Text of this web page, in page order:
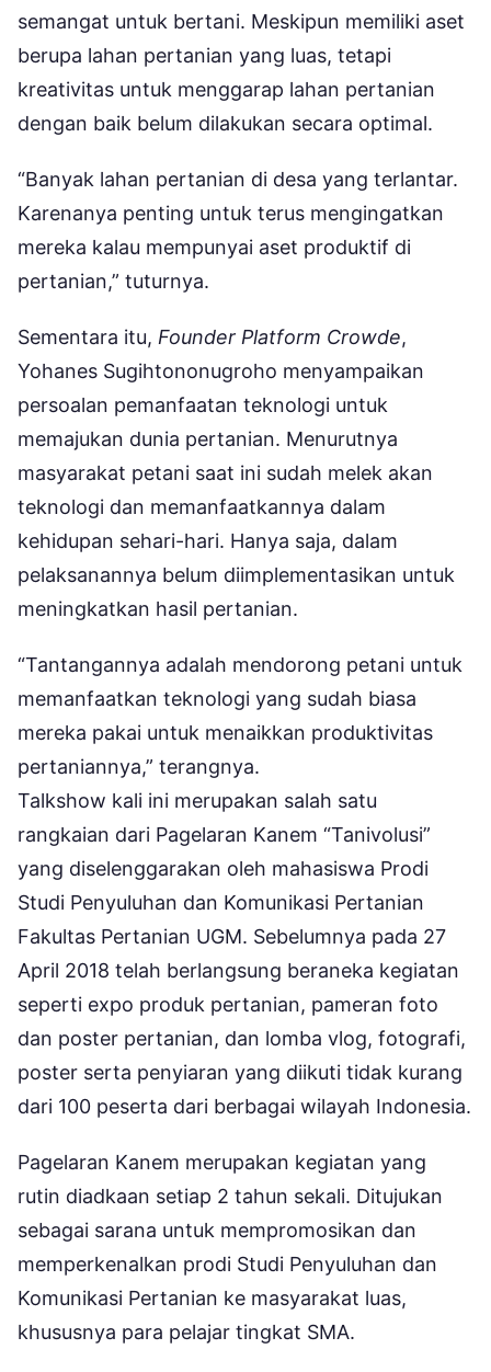
semangat untuk bertani. Meskipun memiliki aset
berupa lahan pertanian yang luas, tetapi
kreativitas untuk menggarap lahan pertanian
dengan baik belum dilakukan secara optimal.
“Banyak lahan pertanian di desa yang terlantar.
Karenanya penting untuk terus mengingatkan
mereka kalau mempunyai aset produktif di
pertanian,” tuturnya.
Sementara itu, Founder Platform Crowde,
Yohanes Sugihtononugroho menyampaikan
persoalan pemanfaatan teknologi untuk
memajukan dunia pertanian. Menurutnya
masyarakat petani saat ini sudah melek akan
teknologi dan memanfaatkannya dalam
kehidupan sehari-hari. Hanya saja, dalam
pelaksanannya belum diimplementasikan untuk
meningkatkan hasil pertanian.
“Tantangannya adalah mendorong petani untuk
memanfaatkan teknologi yang sudah biasa
mereka pakai untuk menaikkan produktivitas
pertaniannya,” terangnya.
Talkshow kali ini merupakan salah satu
rangkaian dari Pagelaran Kanem “Tanivolusi”
yang diselenggarakan oleh mahasiswa Prodi
Studi Penyuluhan dan Komunikasi Pertanian
Fakultas Pertanian UGM. Sebelumnya pada 27
April 2018 telah berlangsung beraneka kegiatan
seperti expo produk pertanian, pameran foto
dan poster pertanian, dan lomba vlog, fotografi,
poster serta penyiaran yang diikuti tidak kurang
dari 100 peserta dari berbagai wilayah Indonesia.
Pagelaran Kanem merupakan kegiatan yang
rutin diadkaan setiap 2 tahun sekali. Ditujukan
sebagai sarana untuk mempromosikan dan
memperkenalkan prodi Studi Penyuluhan dan
Komunikasi Pertanian ke masyarakat luas,
khususnya para pelajar tingkat SMA.